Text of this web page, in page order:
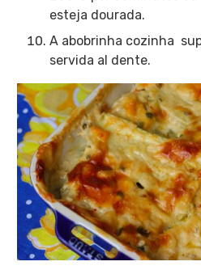
esteja dourada.
A abobrinha cozinha
servida al dente.